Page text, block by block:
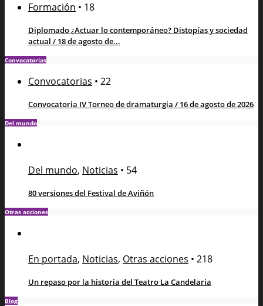
Formación • 18
Diplomado ¿Actuar lo contemporáneo? Distopías y sociedad
actual / 18 de agosto de...
Convocatorias
Convocatorias • 22
Convocatoria IV Torneo de dramaturgia / 16 de agosto de 2026
Del mundo
Del mundo, Noticias • 54
80 versiones del Festival de Aviñón
Otras acciones
En portada, Noticias, Otras acciones • 218
Un repaso por la historia del Teatro La Candelaria
Blog